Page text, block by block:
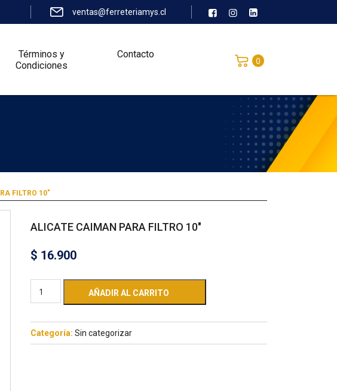
ventas@ferreteriamys.cl
Términos y
Condiciones
Contacto
0
FILTRO 10″
ALICATE CAIMAN PARA FILTRO 10″
$ 16.900
AÑADIR AL CARRITO
Categoría: Sin categorizar